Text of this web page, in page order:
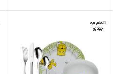
اتمام مو
جودی